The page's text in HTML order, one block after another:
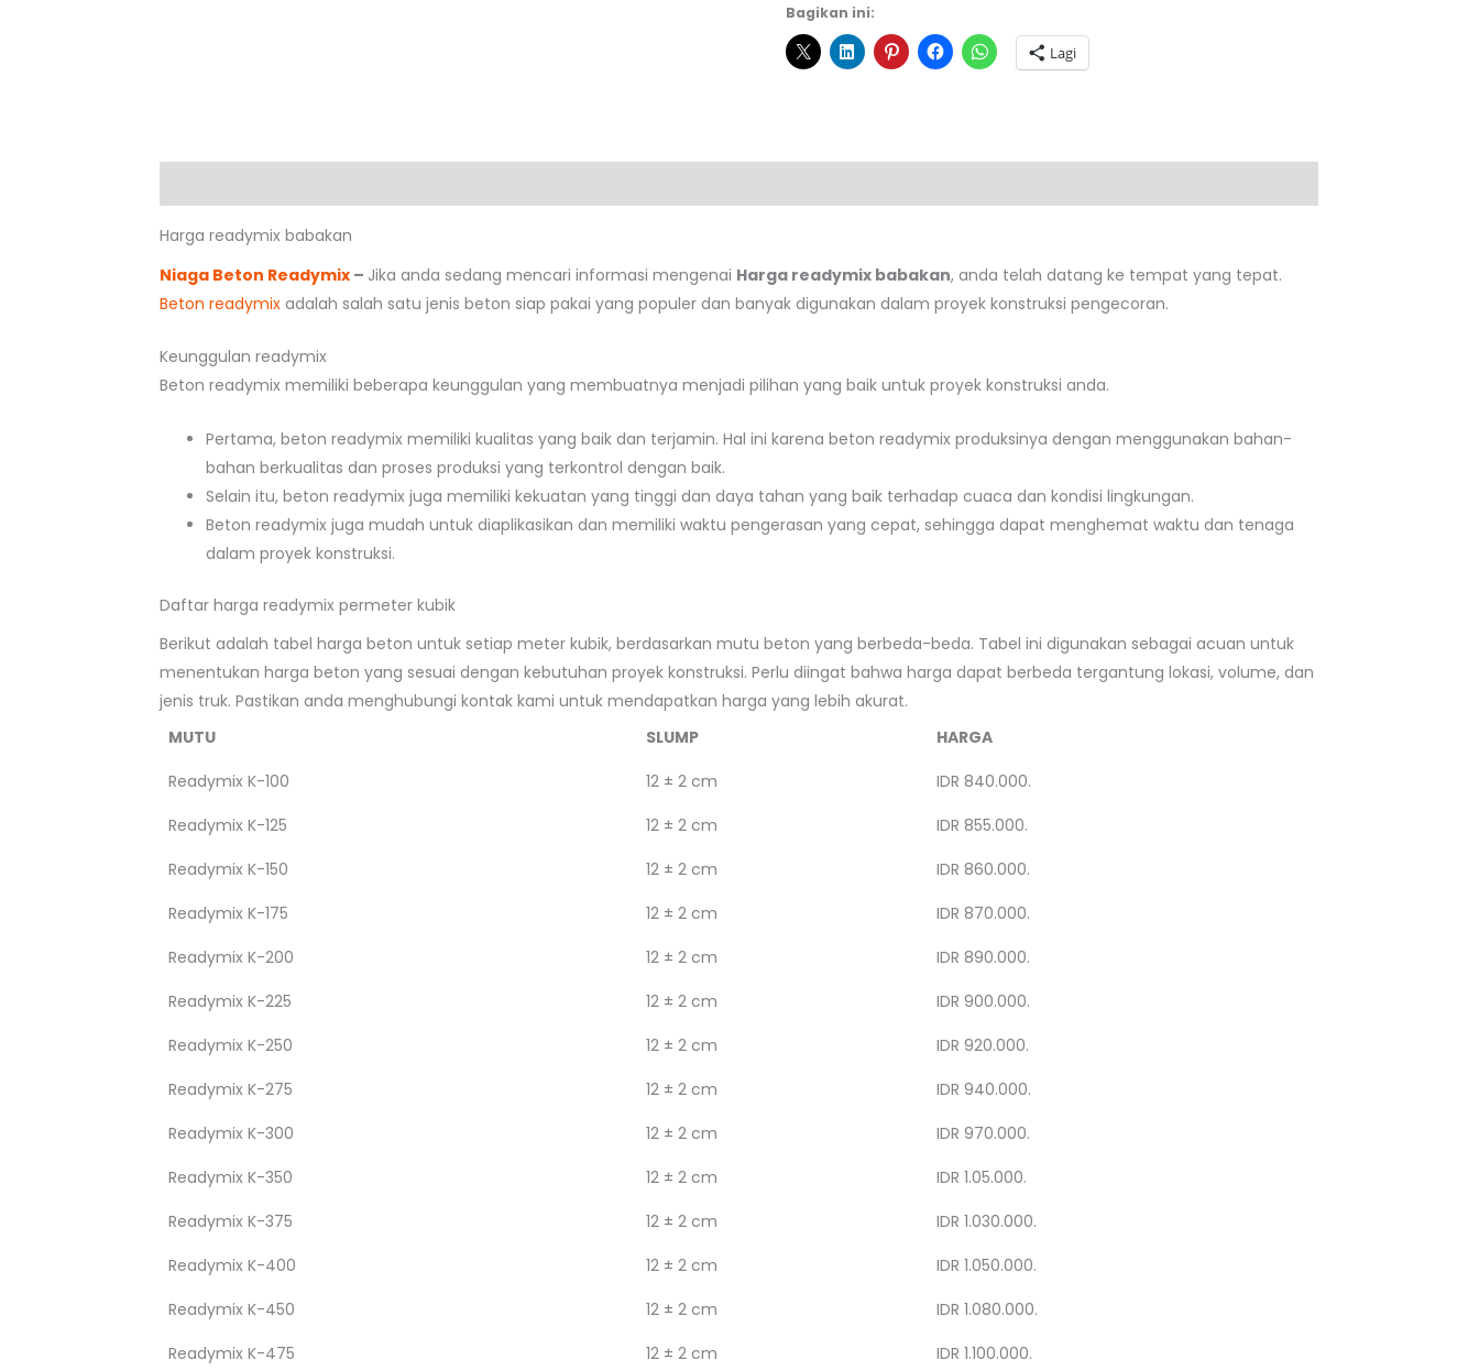
Readymix
Babakan
Bagikan ini:
Lagi
Harga readymix babakan
Niaga Beton Readymix – Jika anda sedang mencari informasi mengenai Harga readymix babakan, anda telah datang ke tempat yang tepat.
Beton readymix adalah salah satu jenis beton siap pakai yang populer dan banyak digunakan dalam proyek konstruksi pengecoran.
Keunggulan readymix
Beton readymix memiliki beberapa keunggulan yang membuatnya menjadi pilihan yang baik untuk proyek konstruksi anda.
Pertama, beton readymix memiliki kualitas yang baik dan terjamin. Hal ini karena beton readymix produksinya dengan menggunakan bahan-
bahan berkualitas dan proses produksi yang terkontrol dengan baik.
Selain itu, beton readymix juga memiliki kekuatan yang tinggi dan daya tahan yang baik terhadap cuaca dan kondisi lingkungan.
Beton readymix juga mudah untuk diaplikasikan dan memiliki waktu pengerasan yang cepat, sehingga dapat menghemat waktu dan tenaga
dalam proyek konstruksi.
Daftar harga readymix permeter kubik
Berikut adalah tabel harga beton untuk setiap meter kubik, berdasarkan mutu beton yang berbeda-beda. Tabel ini digunakan sebagai acuan untuk
menentukan harga beton yang sesuai dengan kebutuhan proyek konstruksi. Perlu diingat bahwa harga dapat berbeda tergantung lokasi, volume, dan
jenis truk. Pastikan anda menghubungi kontak kami untuk mendapatkan harga yang lebih akurat.
MUTU
SLUMP
HARGA
Readymix K-100
12 ± 2 cm
IDR 840.000.
Readymix K-125
12 ± 2 cm
IDR 855.000.
Readymix K-150
12 ± 2 cm
IDR 860.000.
Readymix K-175
12 ± 2 cm
IDR 870.000.
Readymix K-200
12 ± 2 cm
IDR 890.000.
Readymix K-225
12 ± 2 cm
IDR 900.000.
Readymix K-250
12 ± 2 cm
IDR 920.000.
Readymix K-275
12 ± 2 cm
IDR 940.000.
Readymix K-300
12 ± 2 cm
IDR 970.000.
Readymix K-350
12 ± 2 cm
IDR 1.05.000.
Readymix K-375
12 ± 2 cm
IDR 1.030.000.
Readymix K-400
12 ± 2 cm
IDR 1.050.000.
Readymix K-450
12 ± 2 cm
IDR 1.080.000.
Readymix K-475
12 ± 2 cm
IDR 1.100.000.